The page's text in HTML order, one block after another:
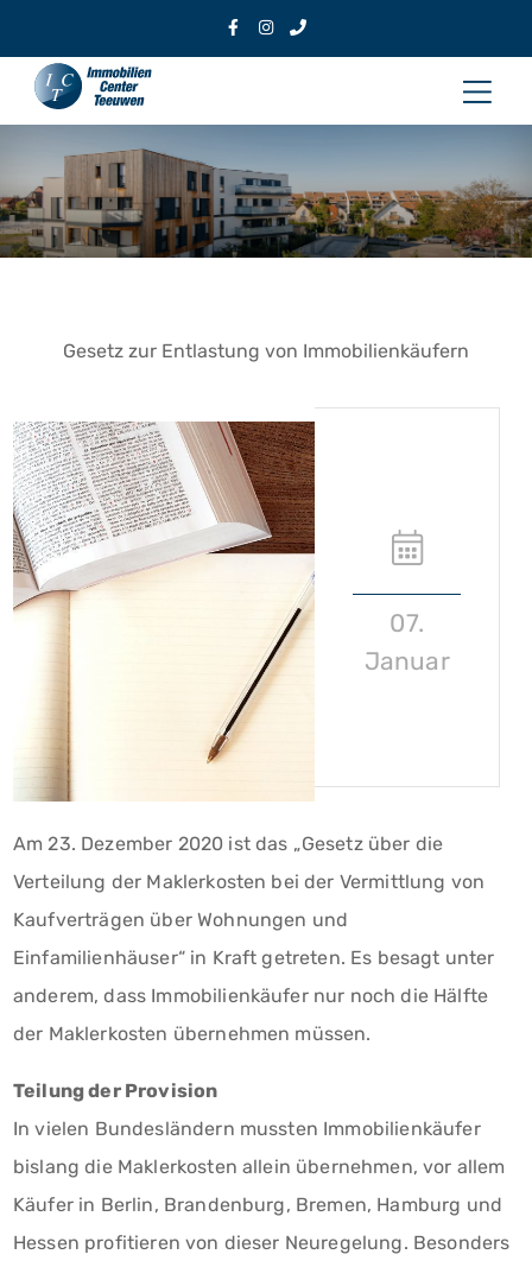
Inhalt
springen
Gesetz zur Entlastung von Immobilienkäufern
07.
Januar
Am 23. Dezember 2020 ist das „Gesetz über die
Verteilung der Maklerkosten bei der Vermittlung von
Kaufverträgen über Wohnungen und
Einfamilienhäuser“ in Kraft getreten. Es besagt unter
anderem, dass Immobilienkäufer nur noch die Hälfte
der Maklerkosten übernehmen müssen.
Teilung der Provision
In vielen Bundesländern mussten Immobilienkäufer
bislang die Maklerkosten allein übernehmen, vor allem
Käufer in Berlin, Brandenburg, Bremen, Hamburg und
Hessen profitieren von dieser Neuregelung. Besonders